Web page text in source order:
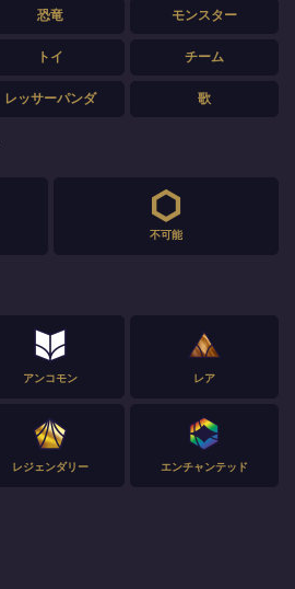
恐竜 モンスター
トイ チーム
レッサーパンダ 歌
不可能
アンコモン レア
レジェンダリー エンチャンテッド